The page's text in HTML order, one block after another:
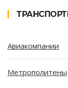
Авиакомпании
Метрополитены